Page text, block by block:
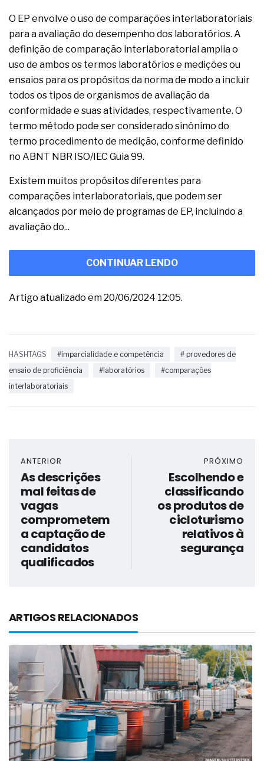
O EP envolve o uso de comparações interlaboratoriais
para a avaliação do desempenho dos laboratórios. A
definição de comparação interlaboratorial amplia o
uso de ambos os termos laboratórios e medições ou
ensaios para os propósitos da norma de modo a incluir
todos os tipos de organismos de avaliação da
conformidade e suas atividades, respectivamente. O
termo método pode ser considerado sinônimo do
termo procedimento de medição, conforme definido
no ABNT NBR ISO/IEC Guia 99.
Existem muitos propósitos diferentes para
comparações interlaboratoriais, que podem ser
alcançados por meio de programas de EP, incluindo a
avaliação do...
CONTINUAR LENDO
Artigo atualizado em 20/06/2024 12:05.
HASHTAGS #imparcialidade e competência
# provedores de
ensaio de proficiência
#laboratórios
#comparações
interlaboratoriais
ANTERIOR
As descrições
mal feitas de
vagas
comprometem
a captação de
candidatos
qualificados
PRÓXIMO
Escolhendo e
classificando
os produtos de
cicloturismo
relativos à
segurança
ARTIGOS RELACIONADOS